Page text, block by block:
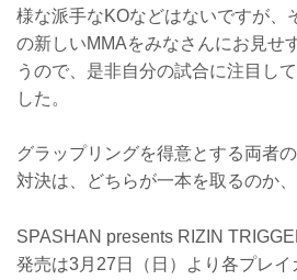
様な派手なKOなどはないですが、
の新しいMMAをみなさんにお見せ
うので、是非自分の試合に注目し
した。
グラップリングを得意とする両者
対決は、どちらが一本を取るのか、
SPASHAN presents RIZIN
発売は3月27日（日）より各プレイ